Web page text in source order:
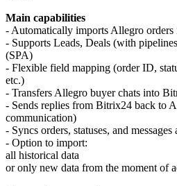
Main capabilities
- Automatically imports Allegro
- Supports Leads, Deals (with
(SPA)
- Flexible field mapping (order ID,
etc.)
- Transfers Allegro buyer chats into
- Sends replies from Bitrix24 back to
communication)
- Syncs orders, statuses, and
- Option to import:
all historical data
or only new data from the moment of